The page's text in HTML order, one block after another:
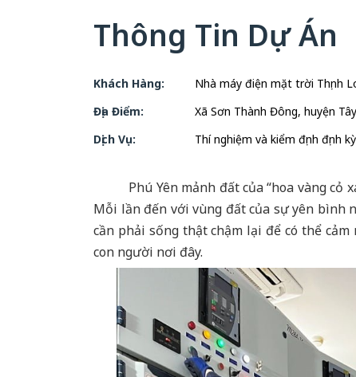
Thông Tin Dự Án
Khách Hàng:
Nhà máy điện mặt trời Thịnh
Địa Điểm:
Xã Sơn Thành Đông, huyện
Dịch Vụ:
Thí nghiệm và kiểm định định
Phú Yên mảnh đất của “hoa vàng cỏ
Mỗi lần đến với vùng đất của sự yên bình
cần phải sống thật chậm lại để có thể
con người nơi đây.